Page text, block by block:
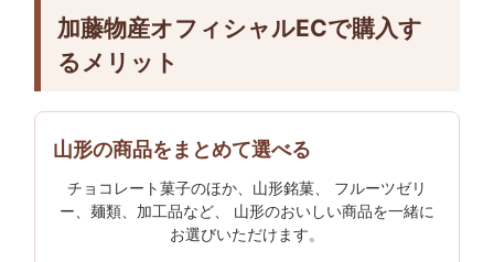
加藤物産オフィシャルECで購入す
るメリット
山形の商品をまとめて選べる
チョコレート菓子のほか、山形銘菓、 フルーツゼリ
ー、麺類、加工品など、 山形のおいしい商品を一緒に
お選びいただけます。